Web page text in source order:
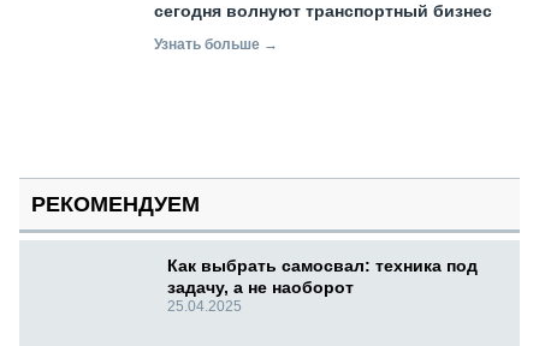
сегодня волнуют транспортный бизнес
Узнать больше →
РЕКОМЕНДУЕМ
Как выбрать самосвал: техника под
задачу, а не наоборот
25.04.2025